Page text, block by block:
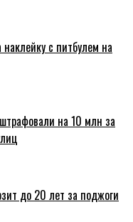
с питбулем на
на 10 млн за
до 20 лет за поджоги